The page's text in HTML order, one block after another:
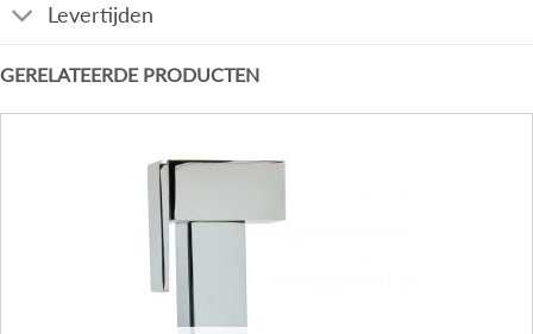
Levertijden
GERELATEERDE PRODUCTEN